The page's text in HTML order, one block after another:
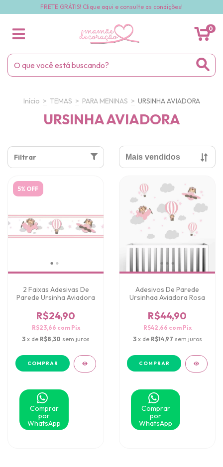
FRETE GRÁTIS! Clique aqui e consulte as condições!
0
Início > TEMAS > PARA MENINAS > URSINHA AVIADORA
URSINHA AVIADORA
Filtrar
5% OFF
2 Faixas Adesivas De
Parede Ursinha Aviadora
R$24,90
R$23,66 com Pix
3 x de R$8,30 sem juros
Comprar
por
WhatsApp
Adesivos De Parede
Ursinhaa Aviadora Rosa
R$44,90
R$42,66 com Pix
3 x de R$14,97 sem juros
Comprar
por
WhatsApp